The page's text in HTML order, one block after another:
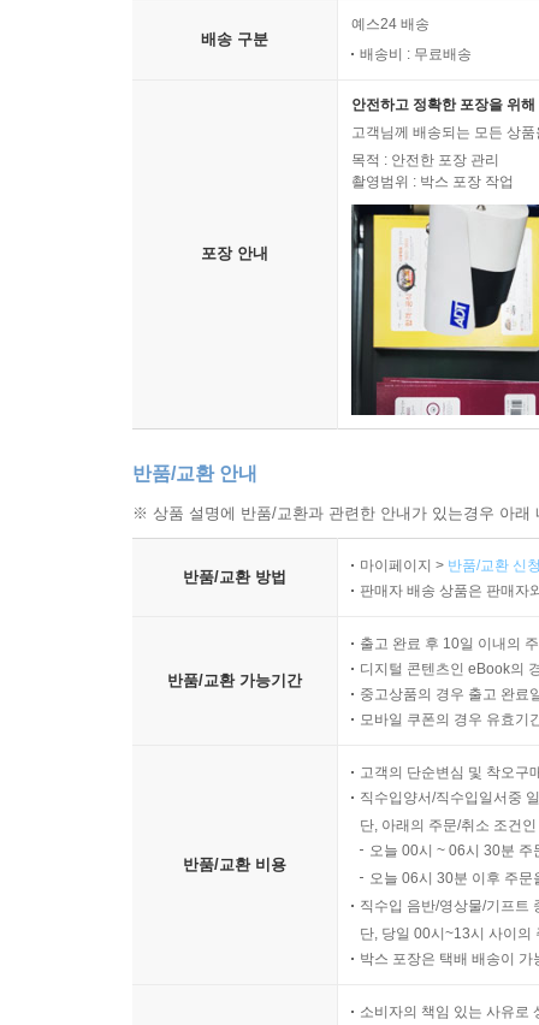
비지터 패턴을 언제 사용하면 좋을까?
비지터를 사용해서 TouchPainter의 Mark 그리기
그 밖에 비지터가 할 수 있는 일은?
비지터 대신 카테고리를 사용할 수 없을까?
데코레이터 패턴은 언제 사용하면 좋을까?
객체의 “껍데기(외부적)” 변경 vs. “알맹이(내부적)”
UIImage의 이미지 필터 만들기
책임 연쇄 패턴이란?
RPG 게임에서 책임 연쇄 사용하기
CHAPTER 18 템플릿 메서드
템플릿 메서드는 언제 사용하면 좋을까?
샌드위치를 만들기 위해 템플릿 메서드 사용하기
템플릿 메서드가 반드시 동작하게 만들기
템플릿 메서드에 추가 단계 넣기
코코아 터치 프레임워크의 템플릿 메서드 사용
배송 구분
예스24 배송
배송비 : 무료배송
포장 안내
안전하고 정확한 포장을 위
고객님께 배송되는 모든 상
목적 : 안전한 포장 관리
촬영범위 : 박스 포장 작업
반품/교환 안내
※ 상품 설명에 반품/교환과 관련한 안내가 있는경우 아
반품/교환 방법
마이페이지 > 반품/교환 신
판매자 배송 상품은 판매자
반품/교환 가능기간
출고 완료 후 10일 이내의
디지털 콘텐츠인 eBook의
중고상품의 경우 출고 완료
모바일 쿠폰의 경우 유효기
반품/교환 비용
고객의 단순변심 및 착오구
직수입양서/직수입일서중
단, 아래의 주문/취소 조건
오늘 00시 ~ 06시 30분
오늘 06시 30분 이후 주
직수입 음반/영상물/기프트
단, 당일 00시~13시 사이의
박스 포장은 택배 배송이
소비자의 책임 있는 사유로